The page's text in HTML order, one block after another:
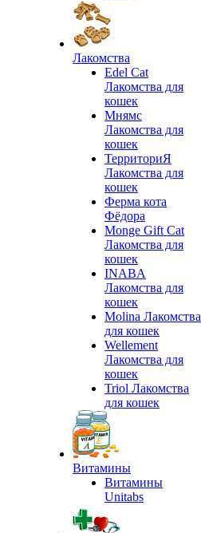
Лакомства
Edel Cat
Лакомства для
кошек
Мнямс
Лакомства для
кошек
ТерриториЯ
Лакомства для
кошек
Ферма кота
Фёдора
Monge Gift Cat
Лакомства для
кошек
INABA
Лакомства для
кошек
Molina Лакомства
для кошек
Wellement
Лакомства для
кошек
Triol Лакомства
для кошек
Витамины
Витамины
Unitabs